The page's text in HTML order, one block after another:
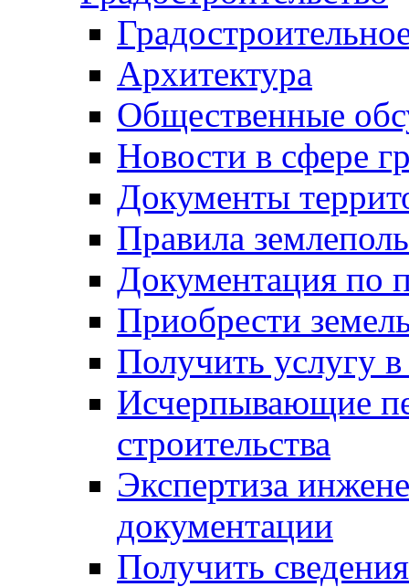
Архитектура
Общественные
Новости в сфере
Документы
Правила
Документация по
Приобрести
Получить услугу в
Исчерпывающие
строительства
Экспертиза
документации
Получить